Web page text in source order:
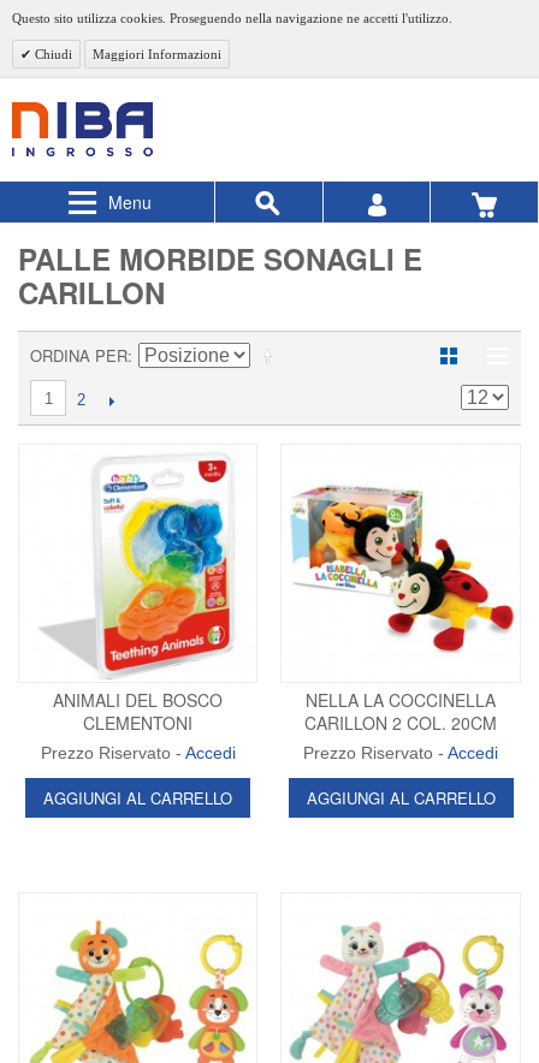
Questo sito utilizza cookies. Proseguendo nella navigazione ne accetti l'utilizzo.
Chiudi Maggiori Informazioni
Menu
PALLE MORBIDE SONAGLI E
CARILLON
ORDINA PER
1 2
ANIMALI DEL BOSCO
CLEMENTONI
Prezzo Riservato - Accedi
AGGIUNGI AL CARRELLO
NELLA LA COCCINELLA
CARILLON 2 COL. 20CM
Prezzo Riservato -Accedi
AGGIUNGI AL CARRELLO